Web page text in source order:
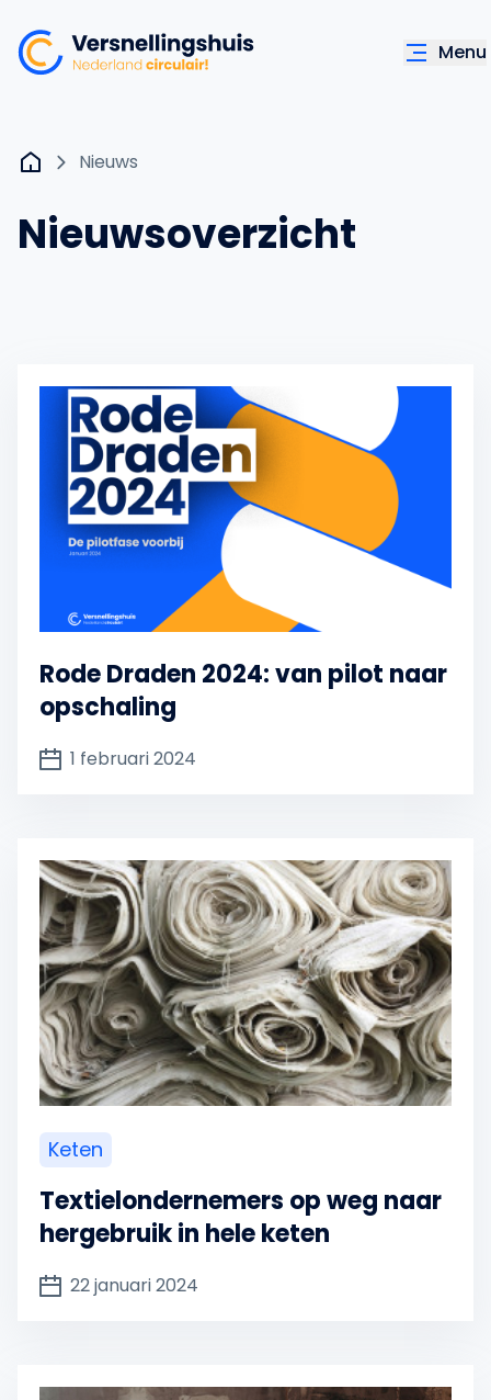
Menu
Nieuws
Nieuwsoverzicht
Rode Draden 2024: van pilot naar
opschaling
1 februari 2024
Keten
Textielondernemers op weg naar
hergebruik in hele keten
22 januari 2024